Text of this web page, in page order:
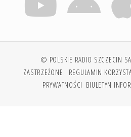
© POLSKIE RADIO SZCZECIN
ZASTRZEŻONE. REGULAMIN
PRYWATNOŚCI BIULETYN